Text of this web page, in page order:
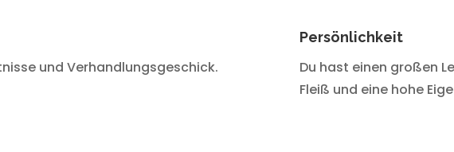
und Verhandlungsgeschick.
Persönlichkeit
Du hast einen großen
Fleiß und eine hohe